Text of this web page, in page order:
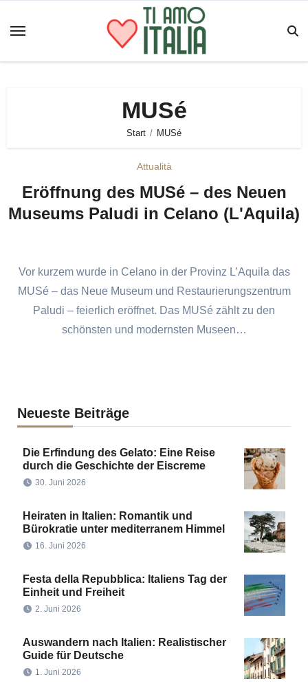
Inhalt
MUSé
Start MUSé
Attualità
Eröffnung des MUSé – des Neuen
Museums Paludi in Celano (L'Aquila)
Vor kurzem wurde in Celano in der Provinz L’Aquila das
MUSé – das Neue Museum und Restaurierungszentrum
Paludi – feierlich eröffnet. Das MUSé zählt zu den
schönsten und modernsten Museen…
Neueste Beiträge
Die Erfindung des Gelato: Eine Reise
durch die Geschichte der Eiscreme
30. Juni 2026
Heiraten in Italien: Romantik und
Bürokratie unter mediterranem Himmel
16. Juni 2026
Festa della Repubblica: Italiens Tag der
Einheit und Freiheit
2. Juni 2026
Auswandern nach Italien: Realistischer
Guide für Deutsche
1. Juni 2026